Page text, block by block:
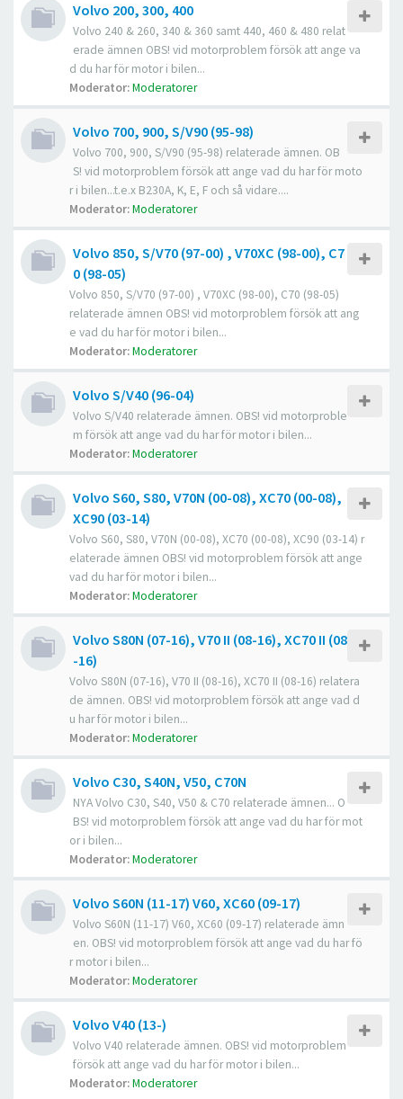
Volvo 200, 300, 400
Volvo 240 & 260, 340 & 360 samt 440, 460 & 480 relat
erade ämnen OBS! vid motorproblem försök att ange va
d du har för motor i bilen...
Moderator:Moderatorer
Volvo 700, 900, S/V90 (95-98)
Volvo 700, 900, S/V90 (95-98) relaterade ämnen. OB
S! vid motorproblem försök att ange vad du har för moto
r i bilen...t.e.x B230A, K, E, F och så vidare....
Moderator:Moderatorer
Volvo 850, S/V70 (97-00) , V70XC (98-00), C7
0 (98-05)
Volvo 850, S/V70 (97-00) , V70XC (98-00), C70 (98-05)
relaterade ämnen OBS! vid motorproblem försök att ang
e vad du har för motor i bilen...
Moderator:Moderatorer
Volvo S/V40 (96-04)
Volvo S/V40 relaterade ämnen. OBS! vid motorproble
m försök att ange vad du har för motor i bilen...
Moderator:Moderatorer
Volvo S60, S80, V70N (00-08), XC70 (00-08),
XC90 (03-14)
Volvo S60, S80, V70N (00-08), XC70 (00-08), XC90 (03-14) r
elaterade ämnen OBS! vid motorproblem försök att ange
vad du har för motor i bilen...
Moderator:Moderatorer
Volvo S80N (07-16), V70 II (08-16), XC70 II (08
-16)
Volvo S80N (07-16), V70 II (08-16), XC70 II (08-16) relatera
de ämnen. OBS! vid motorproblem försök att ange vad d
u har för motor i bilen...
Moderator:Moderatorer
Volvo C30, S40N, V50, C70N
NYA Volvo C30, S40, V50 & C70 relaterade ämnen... O
BS! vid motorproblem försök att ange vad du har för mot
or i bilen...
Moderator:Moderatorer
Volvo S60N (11-17) V60, XC60 (09-17)
Volvo S60N (11-17) V60, XC60 (09-17) relaterade ämn
en. OBS! vid motorproblem försök att ange vad du har fö
r motor i bilen...
Moderator:Moderatorer
Volvo V40 (13-)
Volvo V40 relaterade ämnen. OBS! vid motorproblem
försök att ange vad du har för motor i bilen...
Moderator:Moderatorer